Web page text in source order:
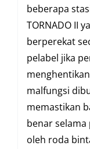
beberapa
TORNADO II
berperekat
pelabel jika
malfungsi
memastikan
benar
oleh roda